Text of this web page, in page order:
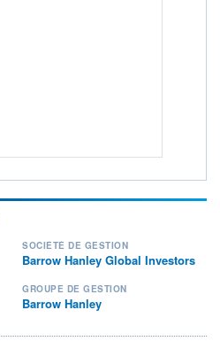
+ PORTEFEUILLE + LISTE
SOCIÉTÉ DE GESTION
Barrow Hanley Global Investors
GROUPE DE GESTION
Barrow Hanley